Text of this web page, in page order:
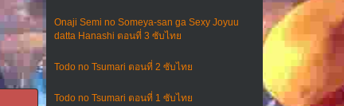
Onaji Semi no Someya-san ga Sexy Joyuu
datta Hanashi ตอนที่ 3 ซับไทย
Todo no Tsumari ตอนที่ 2 ซับไทย
Todo no Tsumari ตอนที่ 1 ซับไทย